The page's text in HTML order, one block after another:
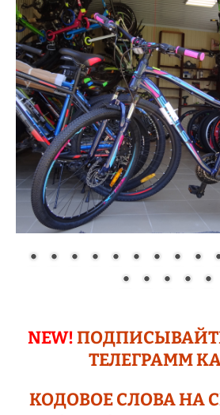
NEW!
ТЕЛЕГРАМM
КОДОВОЕ СЛОВА НА